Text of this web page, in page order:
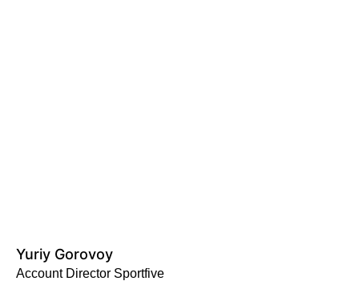
Yuriy Gorovoy
Account Director Sportfive